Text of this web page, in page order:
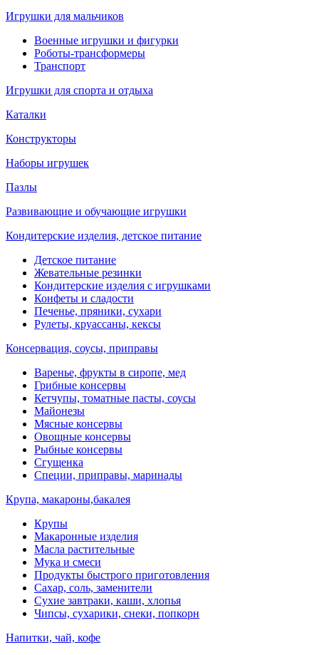
Игрушки для мальчиков
Военные игрушки и фигурки
Роботы-трансформеры
Транспорт
Игрушки для спорта и отдыха
Каталки
Конструкторы
Наборы игрушек
Пазлы
Развивающие и обучающие игрушки
Кондитерские изделия, детское питание
Детское питание
Жевательные резинки
Кондитерские изделия с игрушками
Конфеты и сладости
Печенье, пряники, сухари
Рулеты, круассаны, кексы
Консервация, соусы, приправы
Варенье, фрукты в сиропе, мед
Грибные консервы
Кетчупы, томатные пасты, соусы
Майонезы
Мясные консервы
Овощные консервы
Рыбные консервы
Сгущенка
Специи, приправы, маринады
Крупа, макароны,бакалея
Крупы
Макаронные изделия
Масла растительные
Мука и смеси
Продукты быстрого приготовления
Сахар, соль, заменители
Сухие завтраки, каши, хлопья
Чипсы, сухарики, снеки, попкорн
Напитки, чай, кофе